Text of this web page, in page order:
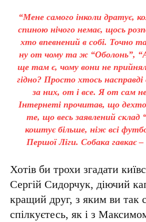
“Мене самого інколи дратує,
спиною нічого немає, щось
хто впевнений в собі. Точно
ну от чому та ж “Оболонь”,
ще там є, чому вони не
гідно? Просто хтось
за них, от і все. Я от сам
Інтернеті прочитав, що
те, що весь заявлений склад
коштує більше, ніж всі
Першої Ліги. Собака гавкає –
Хотів би трохи згадати
Сергій Сидорчук, діючий
кращий друг, з яким ви так
спілкуєтесь, як і з